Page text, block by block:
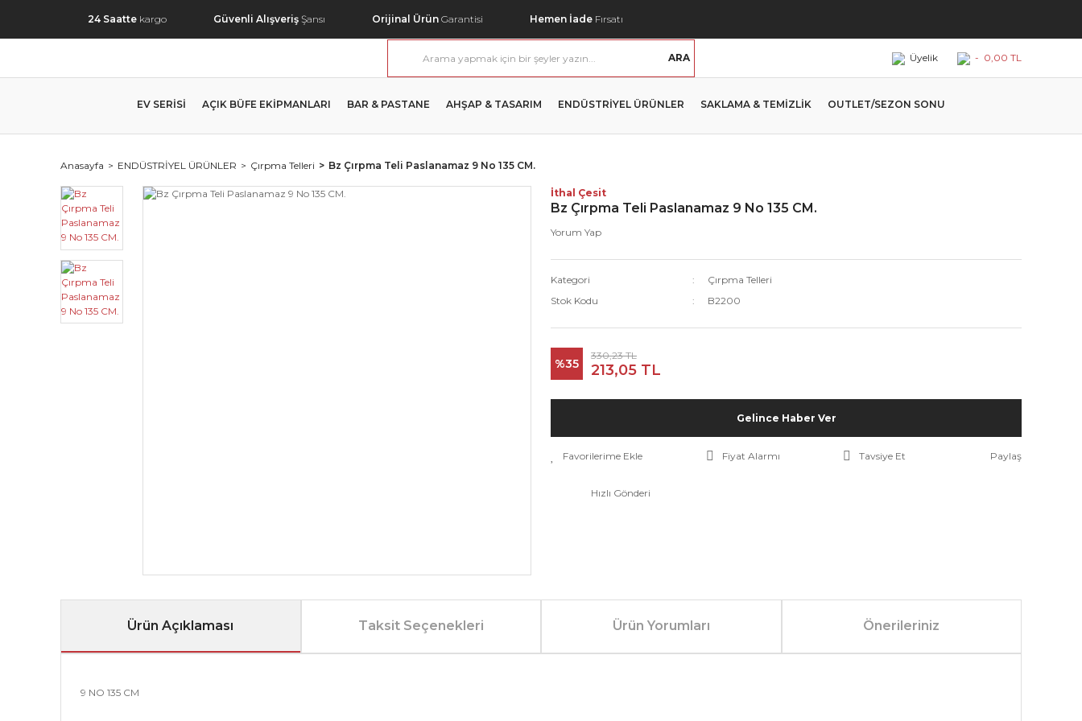
24 Saatte kargo Güvenli Alışveriş Şansı Orijinal Ürün Garantisi Hemen İade Fırsatı
ARA Üyelik - 0,00 TL
EV SERİSİ AÇIK BÜFE EKİPMANLARI BAR & PASTANE AHŞAP & TASARIM ENDÜSTRİYEL ÜRÜNLER SAKLAMA & TEMİZLİK OUTLET/SEZON SONU
Anasayfa ENDÜSTRİYEL ÜRÜNLER Çırpma Telleri Bz Çırpma Teli Paslanamaz 9 No 135 CM.
İthal Çesit
Bz Çırpma Teli Paslanamaz 9 No 135 CM.
Yorum Yap
Kategori
Çırpma Telleri
Stok Kodu
B2200
%35
330,23 TL
213,05 TL
Gelince Haber Ver
Fiyat Alarmı Tavsiye Et Paylaş
Hızlı Gönderi
Ürün Açıklaması Taksit Seçenekleri Ürün Yorumları Önerileriniz
9 NO 135 CM